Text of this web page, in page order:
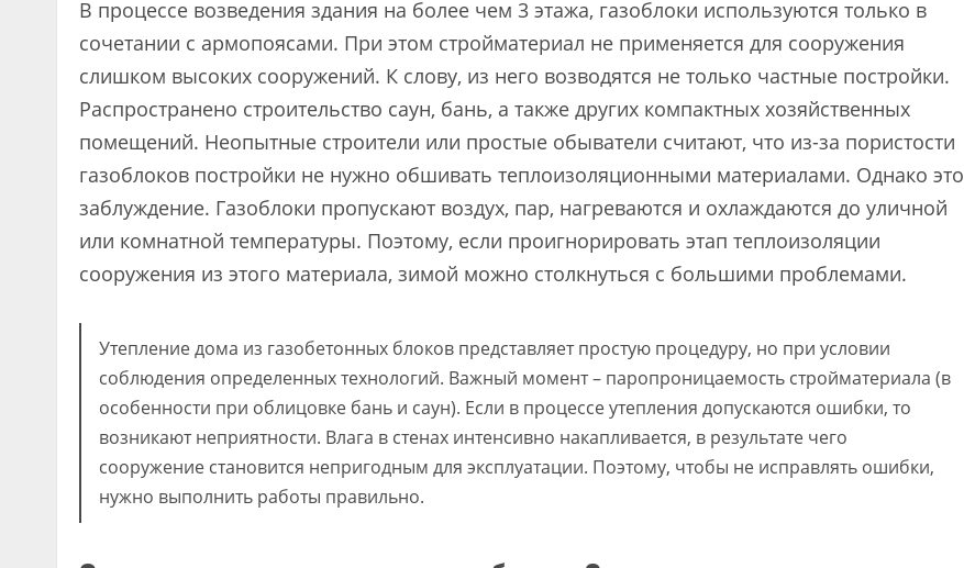
В процессе возведения здания на более чем 3 этажа, газоблоки используются только в
сочетании с армопоясами. При этом стройматериал не применяется для сооружения
слишком высоких сооружений. К слову, из него возводятся не только частные постройки.
Распространено строительство саун, бань, а также других компактных хозяйственных
помещений. Неопытные строители или простые обыватели считают, что из-за пористости
газоблоков постройки не нужно обшивать теплоизоляционными материалами. Однако это
заблуждение. Газоблоки пропускают воздух, пар, нагреваются и охлаждаются до уличной
или комнатной температуры. Поэтому, если проигнорировать этап теплоизоляции
сооружения из этого материала, зимой можно столкнуться с большими проблемами.
Утепление дома из газобетонных блоков представляет простую процедуру, но при условии
соблюдения определенных технологий. Важный момент – паропроницаемость стройматериала (в
особенности при облицовке бань и саун). Если в процессе утепления допускаются ошибки, то
возникают неприятности. Влага в стенах интенсивно накапливается, в результате чего
сооружение становится непригодным для эксплуатации. Поэтому, чтобы не исправлять ошибки,
нужно выполнить работы правильно.